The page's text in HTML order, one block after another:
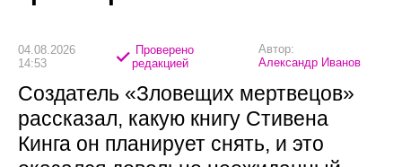
04.08.2026
14:53
Проверено
редакцией
Автор:
Александр Иванов
Создатель «Зловещих мертвецов»
рассказал, какую книгу Стивена
Кинга он планирует снять, и это